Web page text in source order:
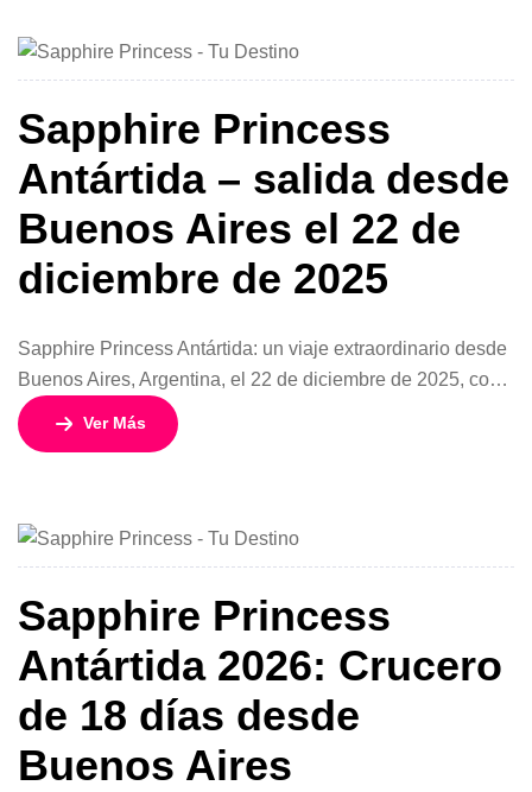
Sapphire Princess
Antártida – salida desde
Buenos Aires el 22 de
diciembre de 2025
Sapphire Princess Antártida: un viaje extraordinario desde
Buenos Aires, Argentina, el 22 de diciembre de 2025, con
destino al continente blanco. Este itinerario de 18 días y 17
noches es una experiencia única para quienes buscan
por […]
Ver Más
Sapphire Princess
Antártida 2026: Crucero
de 18 días desde
Buenos Aires